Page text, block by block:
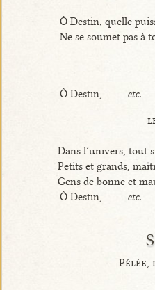
Ô Destin, quelle
Ne se soumet pas à
Ô Destin, etc.
Dans l’univers, tout
Petits et grands,
Gens de bonne et
Ô Destin,
etc.
Pélée,